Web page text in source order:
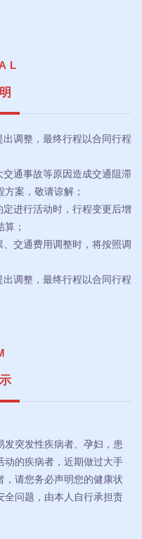
调整，最终行程以合同行程
通事故等原因造成交通阻滞
案，敬请谅解；
进行活动时，行程变更后增
；
交通费用调整时，将按照调
调整，最终行程以合同行程
突发性疾病者、孕妇，患
动的疾病者，近期做过大手
请您务必声明您的健康状
全问题，由本人自行承担责